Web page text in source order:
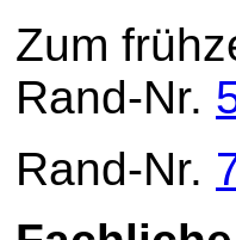
Zum
Rand-Nr.
Rand-Nr.